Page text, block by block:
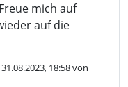
mich auf
auf die
18:58 von